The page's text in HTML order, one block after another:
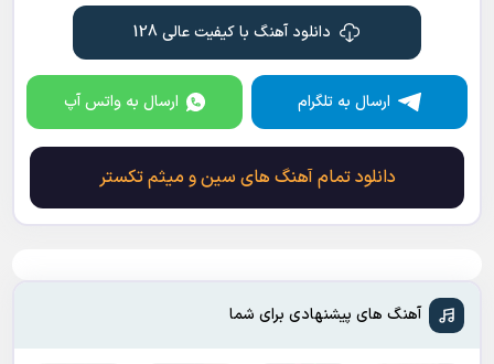
دانلود آهنگ با کیفیت عالی 128
ارسال به تلگرام ارسال به واتس آپ
دانلود تمام آهنگ های سین و میثم تکستر
آهنگ های پیشنهادی برای شما